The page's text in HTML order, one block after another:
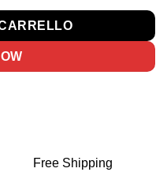
Free Shipping